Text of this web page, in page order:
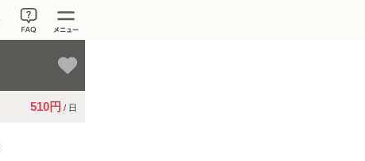
510円 / 日